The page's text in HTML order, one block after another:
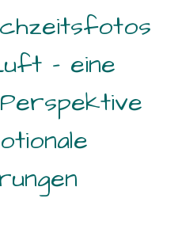
– eine